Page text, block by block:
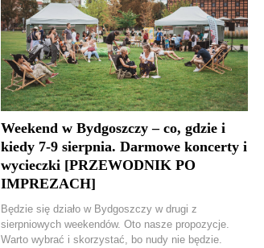
Weekend w Bydgoszczy – co, gdzie i
kiedy 7-9 sierpnia. Darmowe koncerty i
wycieczki [PRZEWODNIK PO
IMPREZACH]
Będzie się działo w Bydgoszczy w drugi z
sierpniowych weekendów. Oto nasze propozycje.
Warto wybrać i skorzystać, bo nudy nie będzie.